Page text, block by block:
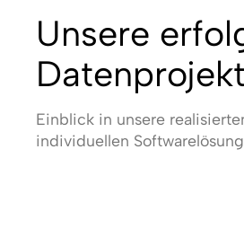
Unsere
Einblick in unsere
individuellen